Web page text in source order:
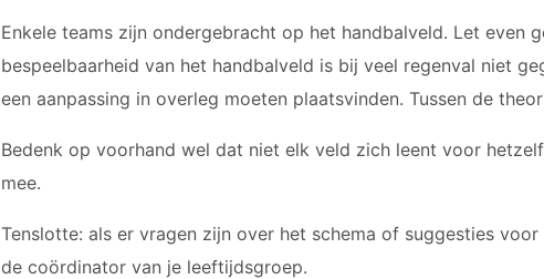
JO12-1
JO12-2JM
JO12-3
JO12-5JM
JO13-3
Enkele teams zijn ondergebracht op het handbalveld. Let even
bespeelbaarheid van het handbalveld is bij veel regenval niet
een aanpassing in overleg moeten plaatsvinden. Tussen de
Bedenk op voorhand wel dat niet elk veld zich leent voor
mee.
Tenslotte: als er vragen zijn over het schema of suggesties
de coördinator van je leeftijdsgroep.